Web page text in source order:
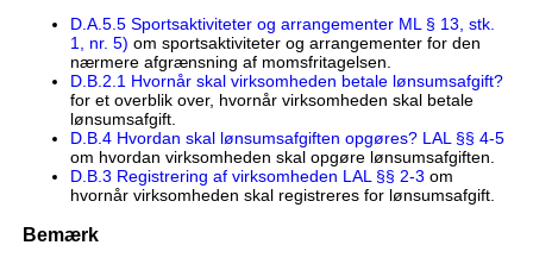
D.A.5.5 Sportsaktiviteter og arrangementer ML § 13, stk.
1, nr. 5) om sportsaktiviteter og arrangementer for den
nærmere afgrænsning af momsfritagelsen.
D.B.2.1 Hvornår skal virksomheden betale lønsumsafgift?
for et overblik over, hvornår virksomheden skal betale
lønsumsafgift.
D.B.4 Hvordan skal lønsumsafgiften opgøres? LAL §§ 4-5
om hvordan virksomheden skal opgøre lønsumsafgiften.
D.B.3 Registrering af virksomheden LAL §§ 2-3 om
hvornår virksomheden skal registreres for lønsumsafgift.
Bemærk